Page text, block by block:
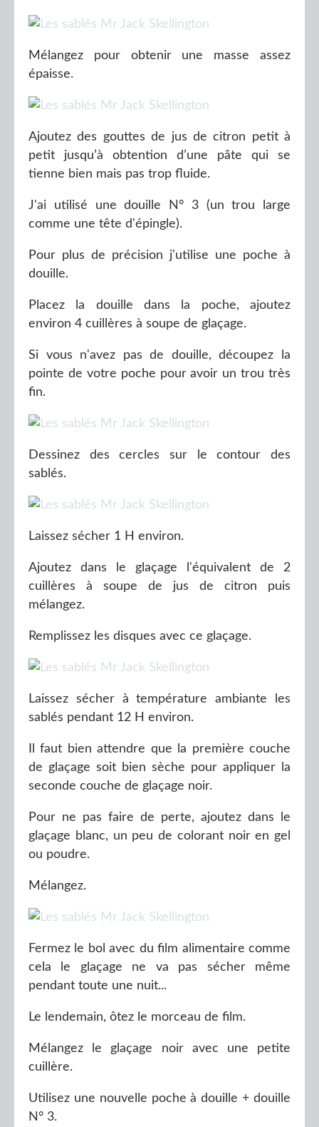
Mélangez pour obtenir une masse assez
épaisse.
Ajoutez des gouttes de jus de citron petit à
petit jusqu’à obtention d’une pâte qui se
tienne bien mais pas trop fluide.
J'ai utilisé une douille N° 3 (un trou large
comme une tête d'épingle).
Pour plus de précision j'utilise une poche à
douille.
Placez la douille dans la poche, ajoutez
environ 4 cuillères à soupe de glaçage.
Si vous n'avez pas de douille, découpez la
pointe de votre poche pour avoir un trou très
fin.
Dessinez des cercles sur le contour des
sablés.
Laissez sécher 1 H environ.
Ajoutez dans le glaçage l'équivalent de 2
cuillères à soupe de jus de citron puis
mélangez.
Remplissez les disques avec ce glaçage.
Laissez sécher à température ambiante les
sablés pendant 12 H environ.
Il faut bien attendre que la première couche
de glaçage soit bien sèche pour appliquer la
seconde couche de glaçage noir.
Pour ne pas faire de perte, ajoutez dans le
glaçage blanc, un peu de colorant noir en gel
ou poudre.
Mélangez.
Fermez le bol avec du film alimentaire comme
cela le glaçage ne va pas sécher même
pendant toute une nuit...
Le lendemain, ôtez le morceau de film.
Mélangez le glaçage noir avec une petite
cuillère.
Utilisez une nouvelle poche à douille + douille
N° 3.